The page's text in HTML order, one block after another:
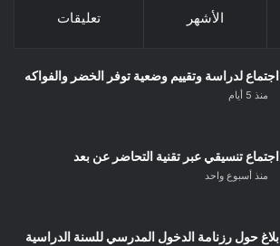
الأشهر تعليقات
اجتماع لدراسة وتقييم وضعية توفر الخضر والفواكه
منذ 5 أيام
اجتماع تنسيقي عبر تقنية التحاضر عن بعد
منذ أسبوع واحد
بلاغ حول رزنامة الدخول المدرسي للسنة الدراسية